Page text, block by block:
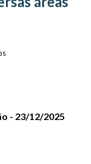
- 23/12/2025